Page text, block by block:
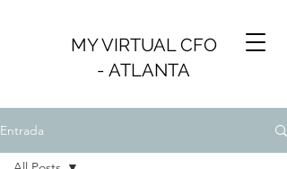
MY VIRTUAL CFO
- ATLANTA
Entrada